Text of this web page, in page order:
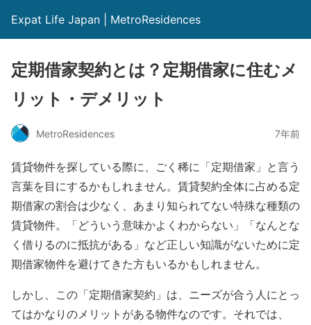
Expat Life Japan | MetroResidences
定期借家契約とは？定期借家に住むメ
リット・デメリット
MetroResidences 7年前
賃貸物件を探している際に、ごく稀に「定期借家」と言う
言葉を目にするかもしれません。賃貸契約全体に占める定
期借家の割合は少なく、あまり知られてない特殊な種類の
賃貸物件。「どういう意味かよくわからない」「なんとな
く借りるのに抵抗がある」など正しい知識がないために定
期借家物件を避けてきた方もいるかもしれません。
しかし、この「定期借家契約」は、ニーズが合う人にとっ
てはかなりのメリットがある物件なのです。それでは、